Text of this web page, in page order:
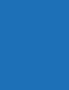
kadar
ve alımı